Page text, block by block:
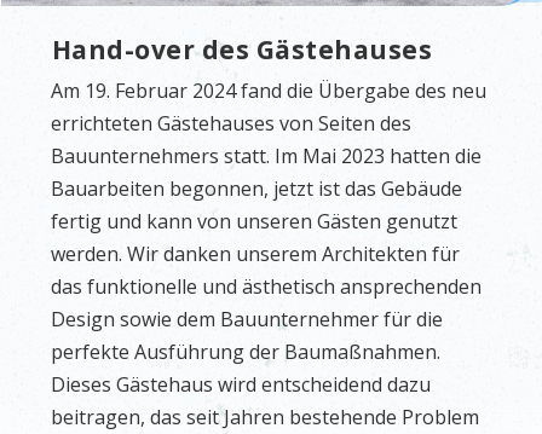
Hand-over des Gästehauses
Am 19. Februar 2024 fand die Übergabe des neu
errichteten Gästehauses von Seiten des
Bauunternehmers statt. Im Mai 2023 hatten die
Bauarbeiten begonnen, jetzt ist das Gebäude
fertig und kann von unseren Gästen genutzt
werden. Wir danken unserem Architekten für
das funktionelle und ästhetisch ansprechenden
Design sowie dem Bauunternehmer für die
perfekte Ausführung der Baumaßnahmen.
Dieses Gästehaus wird entscheidend dazu
beitragen, das seit Jahren bestehende Problem